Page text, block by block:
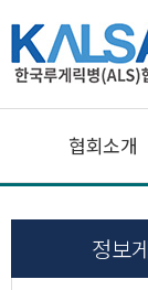
협회소개
정보